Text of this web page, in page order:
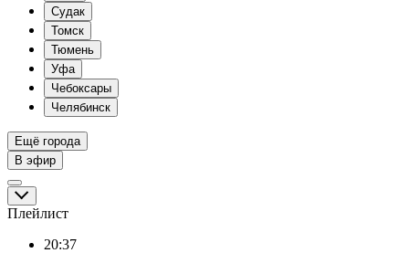
Судак
Томск
Тюмень
Уфа
Чебоксары
Челябинск
Ещё города
В эфир
Плейлист
20:37